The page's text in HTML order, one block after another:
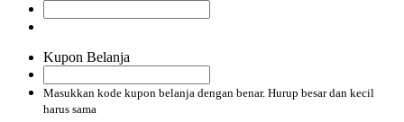
Kupon Belanja
Masukkan kode kupon belanja dengan benar. Hurup besar dan kecil
harus sama